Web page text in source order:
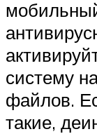
систему
файлов.
такие,